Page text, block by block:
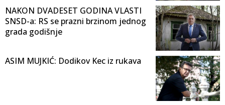
NAKON DVADESET GODINA VLASTI
SNSD-a: RS se prazni brzinom jednog
grada godišnje
ASIM MUJKIĆ: Dodikov Kec iz rukava